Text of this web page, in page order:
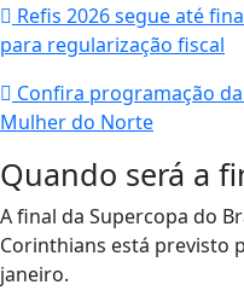
Refis 2026 segue até
para regularização fiscal
Confira programação da
Mulher do Norte
Quando será a
A final da Supercopa do
Corinthians está previsto
janeiro.